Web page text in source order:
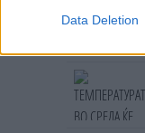
Data Deletion